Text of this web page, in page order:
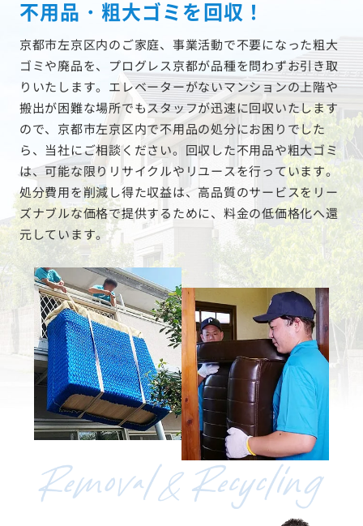
不用品・粗大ゴミを回収！
京都市左京区内のご家庭、事業活動で不要になった粗大
ゴミや廃品を、プログレス京都が品種を問わずお引き取
りいたします。エレベーターがないマンションの上階や
搬出が困難な場所でもスタッフが迅速に回収いたします
ので、京都市左京区内で不用品の処分にお困りでした
ら、当社にご相談ください。回収した不用品や粗大ゴミ
は、可能な限りリサイクルやリユースを行っています。
処分費用を削減し得た収益は、高品質のサービスをリー
ズナブルな価格で提供するために、料金の低価格化へ還
元しています。